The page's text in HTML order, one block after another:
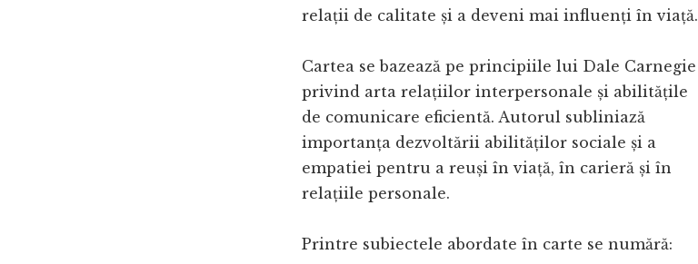
relații de calitate și a deveni mai influenți în viață.
Cartea se bazează pe principiile lui Dale Carnegie
privind arta relațiilor interpersonale și abilitățile
de comunicare eficientă. Autorul subliniază
importanța dezvoltării abilităților sociale și a
empatiei pentru a reuși în viață, în carieră și în
relațiile personale.
Printre subiectele abordate în carte se numără: